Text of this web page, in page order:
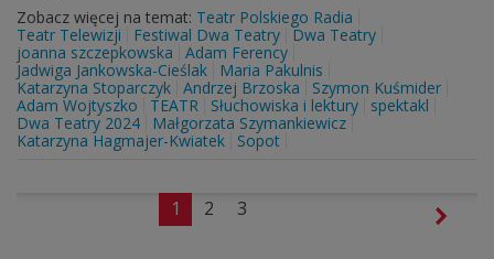
Zobacz więcej na temat: Teatr Polskiego Radia
Teatr Telewizji
Festiwal Dwa Teatry Dwa Teatry
joanna szczepkowska
Adam Ferency
Jadwiga Jankowska-Cieślak
Maria Pakulnis
Katarzyna Stoparczyk Andrzej Brzoska
Szymon Kuśmider
Adam Wojtyszko
TEATR Słuchowiska i lektury
spektakl
Dwa Teatry 2024
Małgorzata Szymankiewicz
Katarzyna Hagmajer-Kwiatek
Sopot
1 2 3